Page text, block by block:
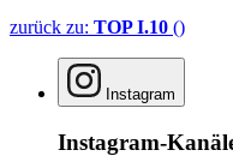
zurück zu: TOP I.10 ()
Instagram
Instagram-